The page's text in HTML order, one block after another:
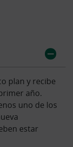
plan y recibe
año.
uno de los
estar